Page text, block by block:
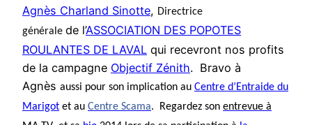
Agnès Charland Sinotte, Directrice
générale de l’ASSOCIATION DES POPOTES
ROULANTES DE LAVAL qui recevront nos profits
de la campagne Objectif Zénith. Bravo à
Agnès aussi pour son implication au Centre d’Entraide du
Marigot et au Centre Scama. Regardez son entrevue à